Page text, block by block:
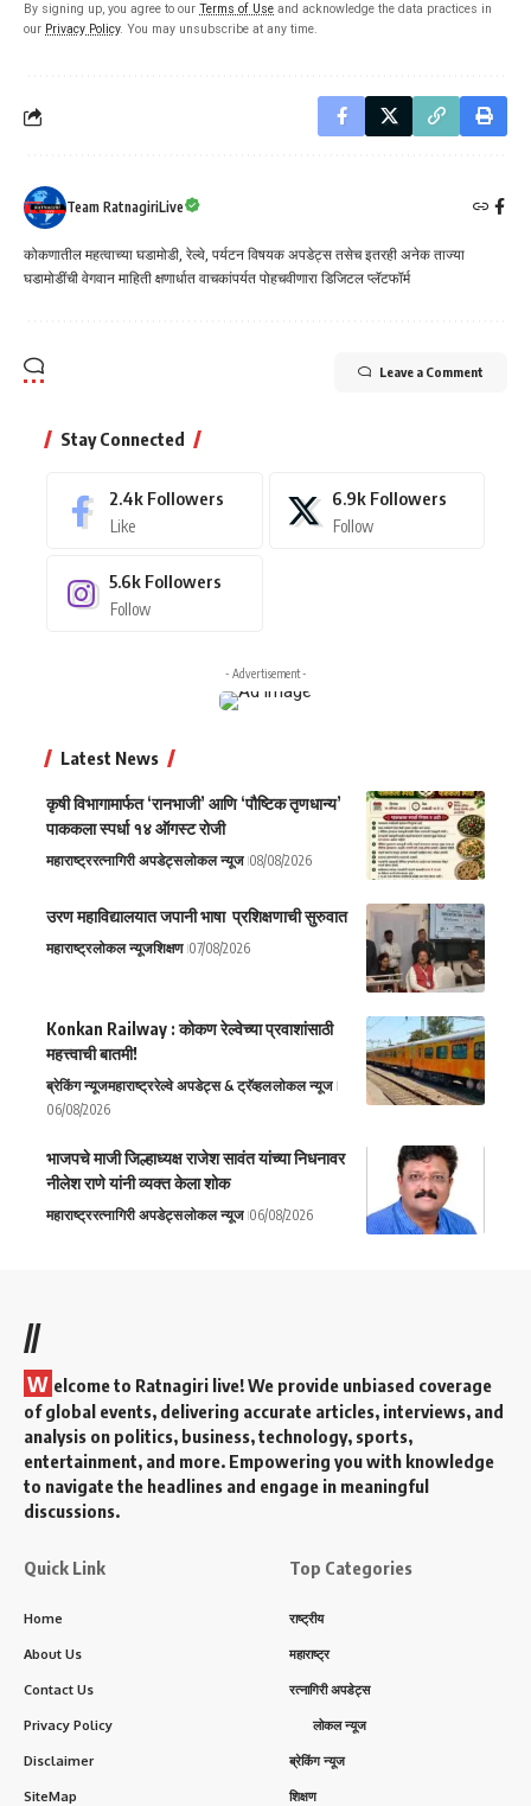
By signing up, you agree to our Terms of Use and acknowledge the data practices in
our Privacy Policy. You may unsubscribe at any time.
Team RatnagiriLive
कोकणातील महत्वाच्या घडामोडी, रेल्वे, पर्यटन विषयक अपडेट्स तसेच इतरही अनेक ताज्या
घडामोडींची वेगवान माहिती क्षणार्धात वाचकांपर्यत पोहचवीणारा डिजिटल प्लॅटफॉर्म
Leave a Comment
Stay Connected
2.4k Followers
Like
6.9k Followers
Follow
5.6k Followers
Follow
- Advertisement -
Latest News
कृषी विभागामार्फत ‘रानभाजी’ आणि ‘पौष्टिक तृणधान्य’
पाककला स्पर्धा १४ ऑगस्ट रोजी
महाराष्ट्ररत्नागिरी अपडेट्सलोकल न्यूज 08/08/2026
उरण महाविद्यालयात जपानी भाषा प्रशिक्षणाची सुरुवात
महाराष्ट्रलोकल न्यूजशिक्षण 07/08/2026
Konkan Railway : कोकण रेल्वेच्या प्रवाशांसाठी
महत्त्वाची बातमी!
ब्रेकिंग न्यूजमहाराष्ट्ररेल्वे अपडेट्स & ट्रॅव्हललोकल न्यूज
06/08/2026
भाजपचे माजी जिल्हाध्यक्ष राजेश सावंत यांच्या निधनावर
नीलेश राणे यांनी व्यक्त केला शोक
महाराष्ट्ररत्नागिरी अपडेट्सलोकल न्यूज 06/08/2026
//
W elcome to Ratnagiri live! We provide unbiased coverage
of global events, delivering accurate articles, interviews, and
analysis on politics, business, technology, sports,
entertainment, and more. Empowering you with knowledge
to navigate the headlines and engage in meaningful
discussions.
Quick Link
Home
About Us
Contact Us
Privacy Policy
Disclaimer
SiteMap
Top Categories
राष्ट्रीय
महाराष्ट्र
रत्नागिरी अपडेट्स
लोकल न्यूज
ब्रेकिंग न्यूज
शिक्षण